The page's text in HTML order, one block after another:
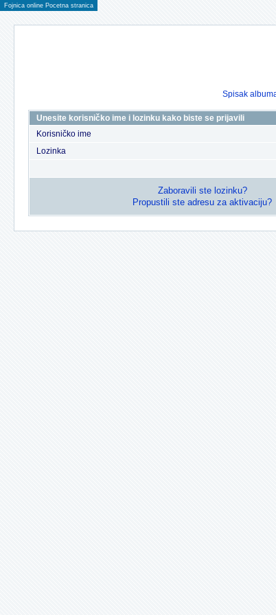
Fojnica online Pocetna stranica
Spisak
Unesite korisničko ime i lozinku kako biste se prijavili
Korisničko ime
Lozinka
Zaboravili ste lozinku?
Propustili ste adresu za aktivaciju?